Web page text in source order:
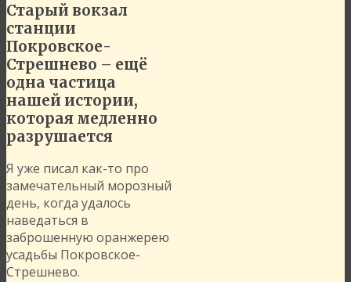
Старый вокзал
станции
Покровское-
Стрешнево – ещё
одна частица
нашей истории,
которая медленно
разрушается
Я уже писал как-то про
замечательный морозный
день, когда удалось
наведаться в
заброшенную оранжерею
усадьбы Покровское-
Стрешнево.